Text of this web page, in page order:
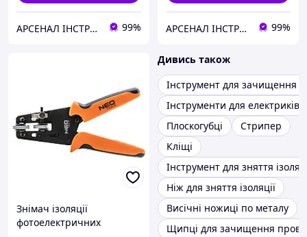
АРСЕНАЛ ІНСТРУМЕНТА 99% АРСЕНАЛ ІНСТРУМЕНТА 99%
Знімач ізоляції
фотоелектричних
Дивись також
Інструмент для зачищення
Інструменти для електриків
Плоскогубці
Стрипер
Кліщі
Інструмент для зняття
Ніж для зняття ізоляції
Висічні ножиці по металу
Щипці для зачищення